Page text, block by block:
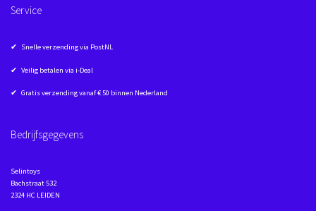
Service
✔ Snelle verzending via PostNL
✔ Veilig betalen via i-Deal
✔ Gratis verzending vanaf € 50 binnen Nederland
Bedrijfsgegevens
Selintoys
Bachstraat 532
2324 HC LEIDEN